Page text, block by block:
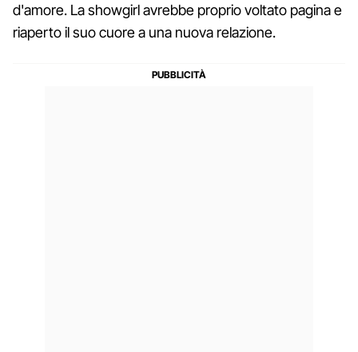
d'amore. La showgirl avrebbe proprio voltato pagina e
riaperto il suo cuore a una nuova relazione.